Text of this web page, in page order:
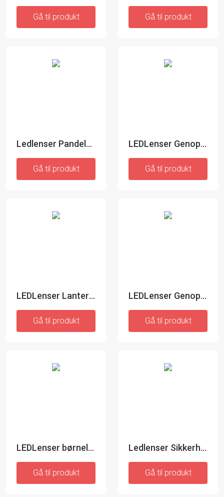
Gå til produkt Gå til produkt
Ledlenser Pandelampe Tilbehør - Cliptype A
Gå til produkt
LEDLenser Genopladeligt batteri til NEO6R
Gå til produkt
LEDLenser Lanterne
Gå til produkt
LEDLenser Genopladelig Lanterne
Gå til produkt
LEDLenser børnelanterne
Gå til produkt
Ledlenser Sikkerhedslys
Gå til produkt